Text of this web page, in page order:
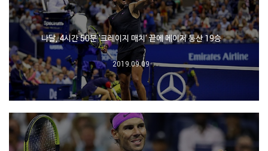
나달, 4시간 50분 '크레이지 매치' 끝에 메이저 통산 19승
2019.09.09